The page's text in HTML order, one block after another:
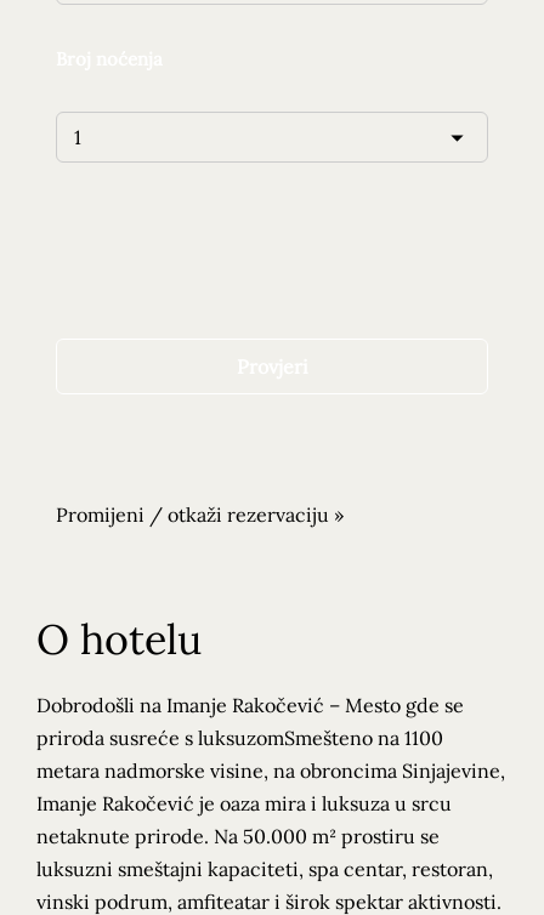
Promijeni / otkaži rezervaciju »
O hotelu
Dobrodošli na Imanje Rakočević – Mesto gde se
priroda susreće s luksuzomSmešteno na 1100
metara nadmorske visine, na obroncima Sinjajevine,
Imanje Rakočević je oaza mira i luksuza u srcu
netaknute prirode. Na 50.000 m² prostiru se
luksuzni smeštajni kapaciteti, spa centar, restoran,
vinski podrum, amfiteatar i širok spektar aktivnosti.